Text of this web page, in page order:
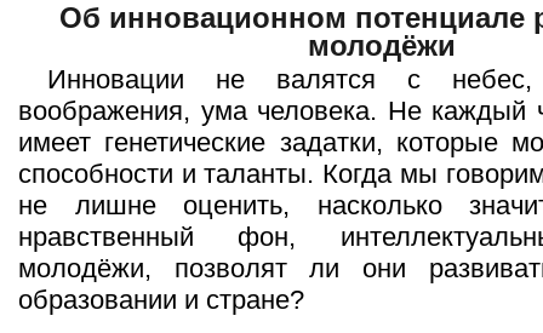
Об инновационном потенциале
молодёжи
Инновации не валятся с
воображения, ума человека. Не каждый
имеет генетические задатки, которые
способности и таланты. Когда мы
не лишне оценить, насколько
нравственный фон,
молодёжи, позволят ли они
образовании и стране?